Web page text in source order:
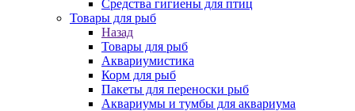
Средства гигиены для птиц
Товары для рыб
Назад
Товары для рыб
Аквариумистика
Корм для рыб
Пакеты для переноски рыб
Аквариумы и тумбы для аквариума